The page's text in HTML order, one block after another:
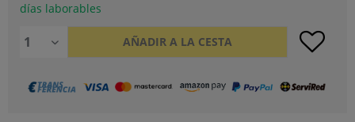
días laborables
AÑADIR A LA CESTA